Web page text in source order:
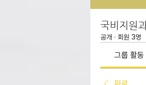
국비지원
공개 · 회원 3명
그룹 활동